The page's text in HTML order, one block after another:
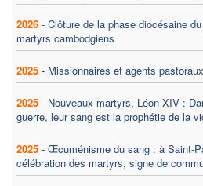
2026 - Clôture de la phase diocésaine
martyrs cambodgiens
2025 - Missionnaires et agents
2025 - Nouveaux martyrs, Léon XIV :
guerre, leur sang est la prophétie de la
2025 - Œcuménisme du sang : à Saint-
célébration des martyrs, signe de